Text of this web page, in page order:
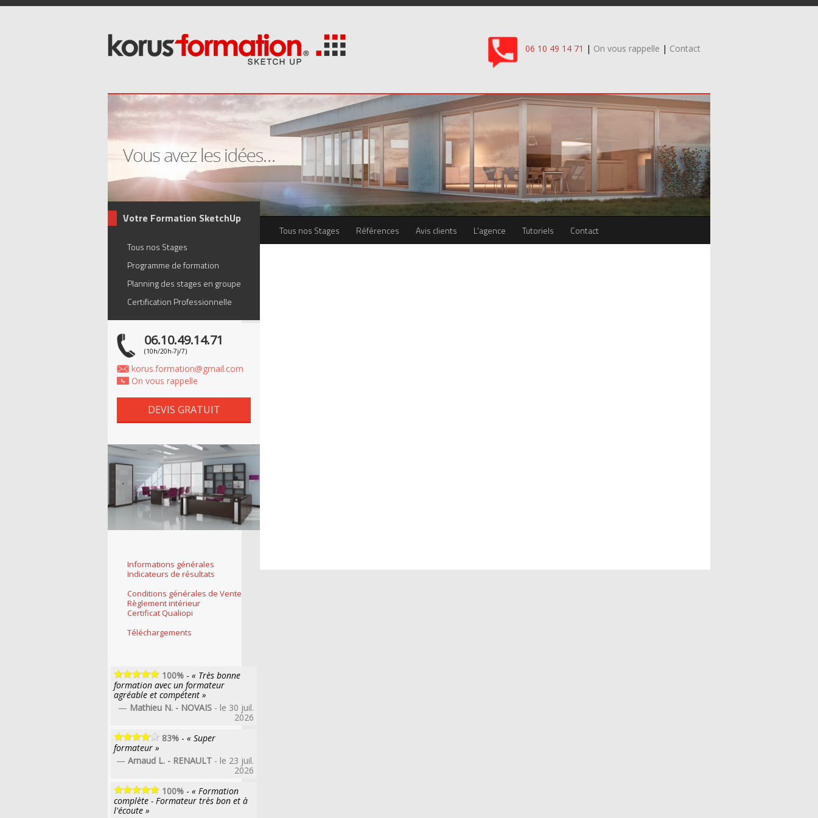
06 10 49 14 71 | On vous rappelle | Contact
Tous nos Stages Références Avis clients L'agence Tutoriels Contact
Votre Formation SketchUp
Tous nos Stages
Programme de formation
Planning des stages en groupe
Certification Professionnelle
06.10.49.14.71
(10h/20h-7j/7)
korus.formation@gmail.com
On vous rappelle
DEVIS GRATUIT
Informations générales
Indicateurs de résultats
Conditions générales de Vente
Règlement intérieur
Certificat Qualiopi
Téléchargements
100% - « Très bonne
formation avec un formateur
agréable et compétent »
— Mathieu N. - NOVAIS - le 30 juil.
2026
83% - « Super
formateur »
— Arnaud L. - RENAULT - le 23 juil.
2026
100% - « Formation
complète - Formateur très bon et à
l'écoute »